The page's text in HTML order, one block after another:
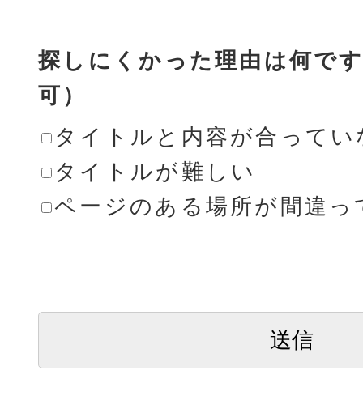
探しにくかった理由は何で
可）
タイトルと内容が合ってい
タイトルが難しい
ページのある場所が間違っ